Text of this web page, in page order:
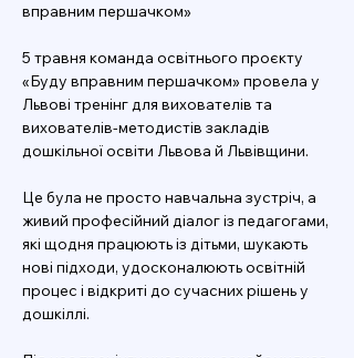
вправним першачком»
5 травня команда освітнього проєкту
«Буду вправним першачком» провела у
Львові тренінг для вихователів та
вихователів-методистів закладів
дошкільної освіти Львова й Львівщини.
Це була не просто навчальна зустріч, а
живий професійний діалог із педагогами,
які щодня працюють із дітьми, шукають
нові підходи, удосконалюють освітній
процес і відкриті до сучасних рішень у
дошкіллі.